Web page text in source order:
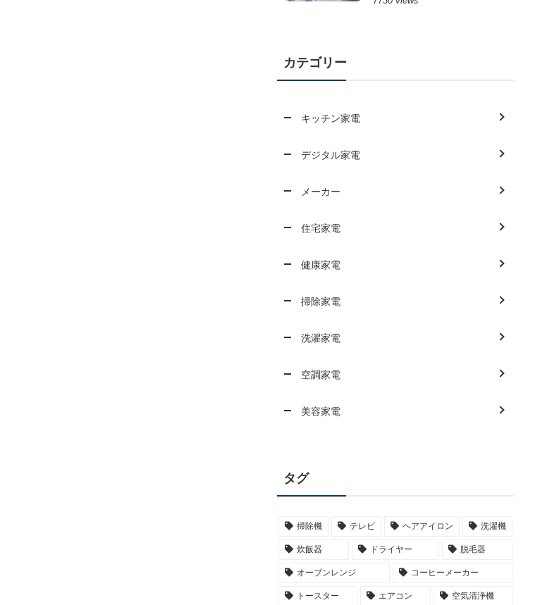
カテゴリー
キッチン家電
デジタル家電
メーカー
住宅家電
健康家電
掃除家電
洗濯家電
空調家電
美容家電
タグ
掃除機 テレビ ヘアアイロン 洗濯機
炊飯器 ドライヤー 脱毛器
オーブンレンジ コーヒーメーカー
トースター エアコン 空気清浄機